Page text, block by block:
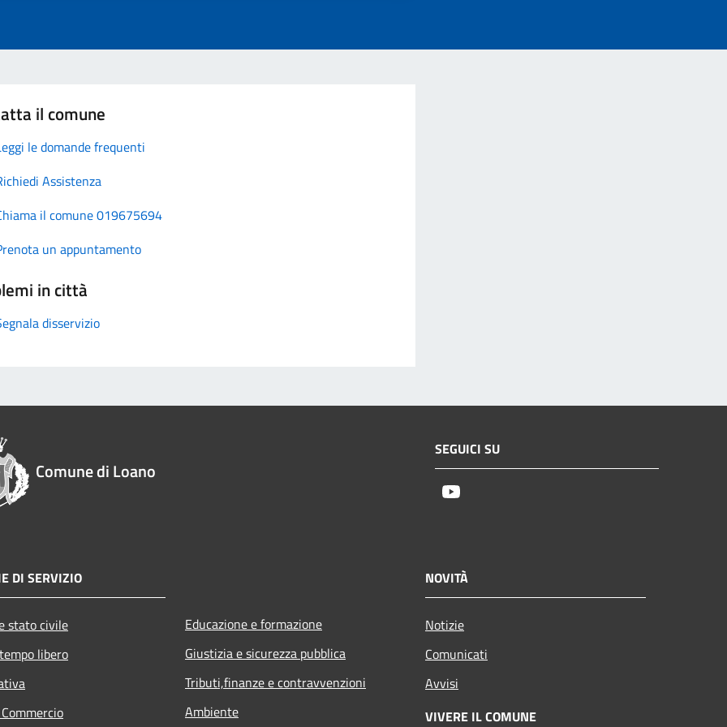
il comune
le domande frequenti
Assistenza
il comune 019675694
un appuntamento
in città
disservizio
Comune di Loano
SEGUICI SU
DI SERVIZIO
stato civile
libero
Educazione e formazione
Giustizia e sicurezza pubblica
Tributi,finanze e contravvenzioni
Ambiente
NOVITÀ
Notizie
Comunicati
Avvisi
VIVERE IL COMUNE